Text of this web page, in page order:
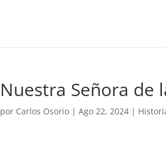
Nuestra Señora de
por Carlos Osorio |Ago 22, 2024 |